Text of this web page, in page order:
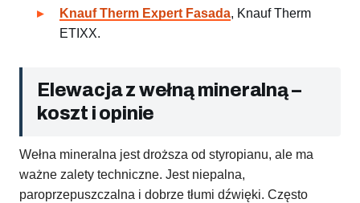
Knauf Therm Expert Fasada, Knauf Therm
ETIXX.
Elewacja z wełną mineralną –
koszt i opinie
Wełna mineralna jest droższa od styropianu, ale ma
ważne zalety techniczne. Jest niepalna,
paroprzepuszczalna i dobrze tłumi dźwięki. Często